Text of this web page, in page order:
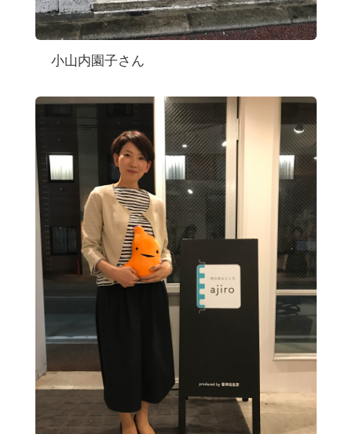
小山内園子さん